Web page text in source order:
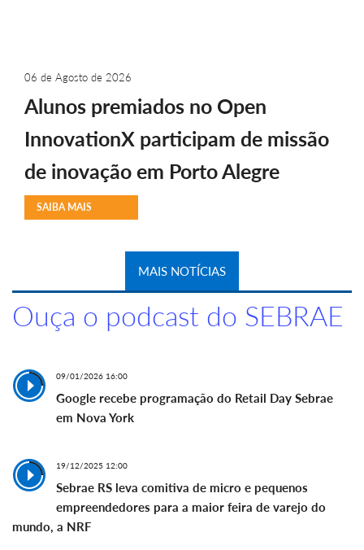
06 de Agosto de 2026
Alunos premiados no Open
InnovationX participam de missão
de inovação em Porto Alegre
SAIBA MAIS
MAIS NOTÍCIAS
Ouça o podcast do SEBRAE
09/01/2026 16:00
Google recebe programação do Retail Day Sebrae
em Nova York
19/12/2025 12:00
Sebrae RS leva comitiva de micro e pequenos
empreendedores para a maior feira de varejo do
mundo, a NRF